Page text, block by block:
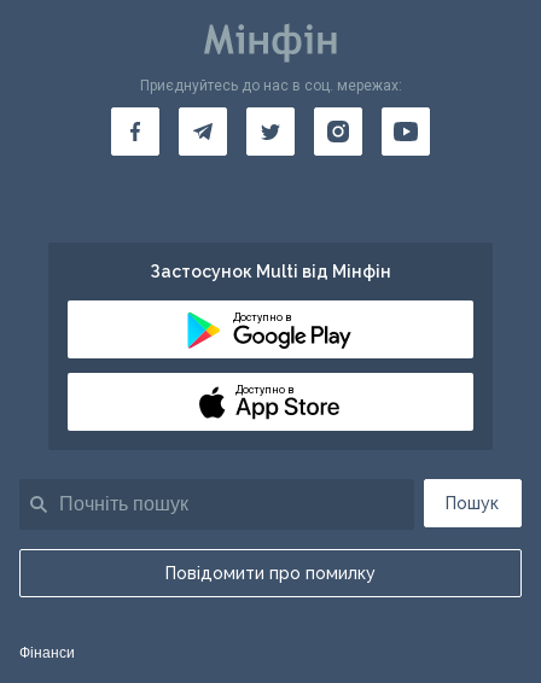
Пошук
Повідомити про помилку
Приєднуйтесь до нас в соц. мережах:
Застосунок Multi від Мінфін
Доступно в
Доступно в
Фінанси